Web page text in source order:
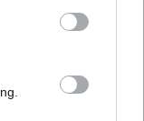
- Τι
να